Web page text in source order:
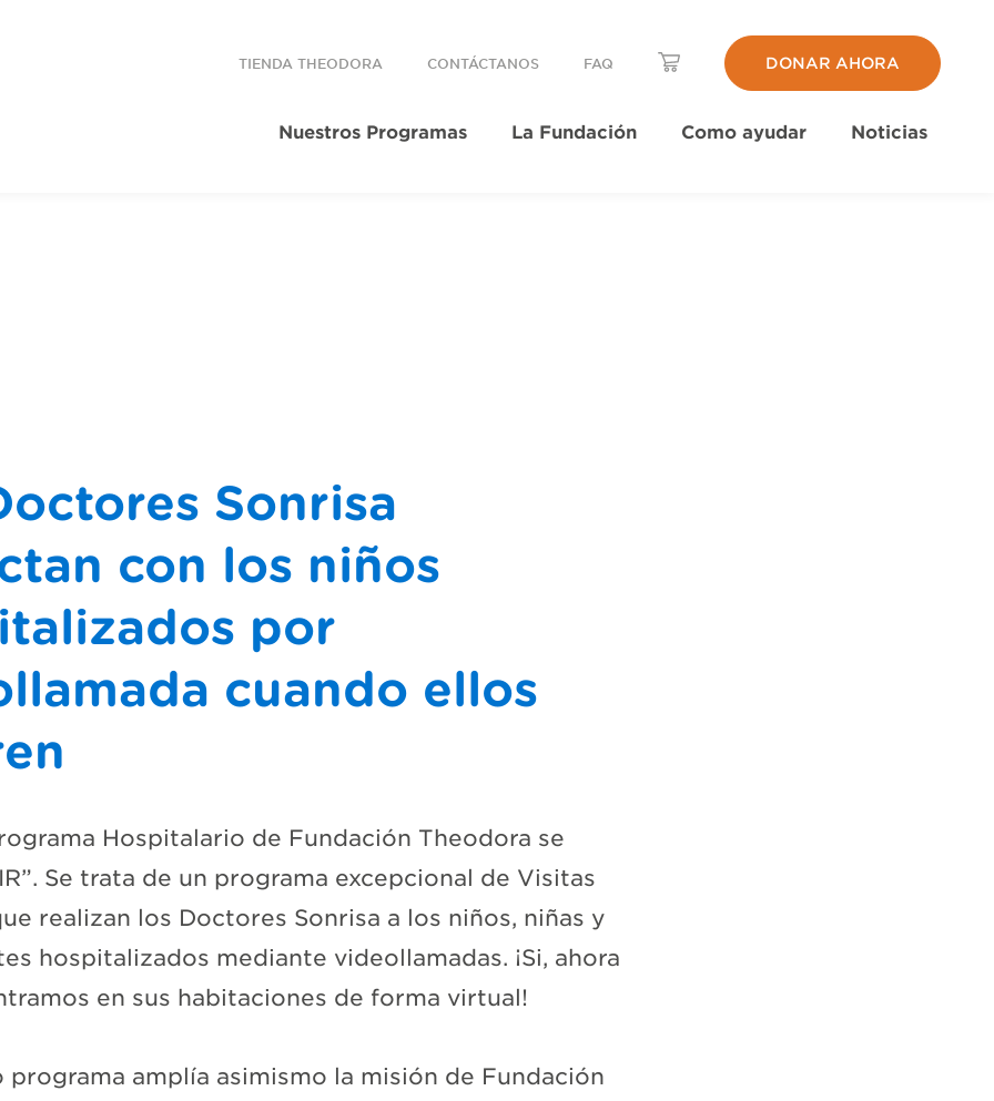
TIENDA THEODORA CONTÁCTANOS FAQ DONAR AHORA
Nuestros Programas La Fundación Como ayudar Noticias
Sonrisa
con los niños
por
cuando ellos
Hospitalario de Fundación Theodora se
Se trata de un programa excepcional de Visitas
realizan los Doctores Sonrisa a los niños, niñas y
hospitalizados mediante videollamadas. ¡Si, ahora
en sus habitaciones de forma virtual!
programa amplía asimismo la misión de Fundación